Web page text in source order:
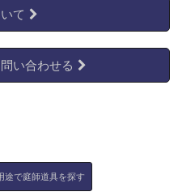
て
い合わせる
途で庭師道具を探す